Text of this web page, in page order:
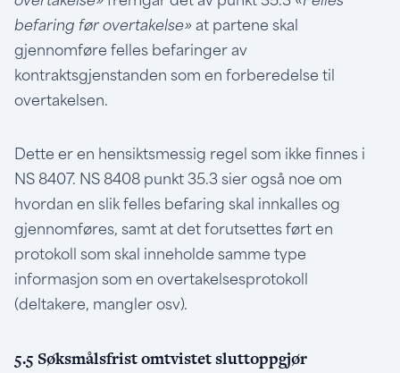
befaring før overtakelse» at partene skal
gjennomføre felles befaringer av
kontraktsgjenstanden som en forberedelse til
overtakelsen.
Dette er en hensiktsmessig regel som ikke finnes i
NS 8407. NS 8408 punkt 35.3 sier også noe om
hvordan en slik felles befaring skal innkalles og
gjennomføres, samt at det forutsettes ført en
protokoll som skal inneholde samme type
informasjon som en overtakelsesprotokoll
(deltakere, mangler osv).
5.5 Søksmålsfrist omtvistet sluttoppgjør